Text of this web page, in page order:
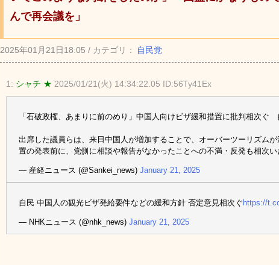
んで再会議を」
2025年01月21日18:05 / カテゴリ： 自民党
1: シャチ ★ 2025/01/21(火) 14:34:22.05 ID:56Ty41Ex
「石破政権、あまりに前のめり」中国人向けビザ緩和措置に批判相次ぐ
出席した議員らは、来日中国人が増加することで、オーバーツーリズム
置の発表前に、党側に相談や報告がなかったことへの不満・反発も相次い
— 産経ニュース (@Sankei_news) January 21, 2025
自民 中国人の観光ビザ発給要件などの緩和方針 否定意見相次ぐhttps://
— NHKニュース (@nhk_news) January 21, 2025